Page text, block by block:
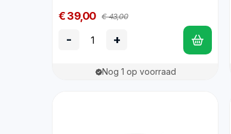
€ 39,00 € 43,00
- +
Nog 1 op voorraad